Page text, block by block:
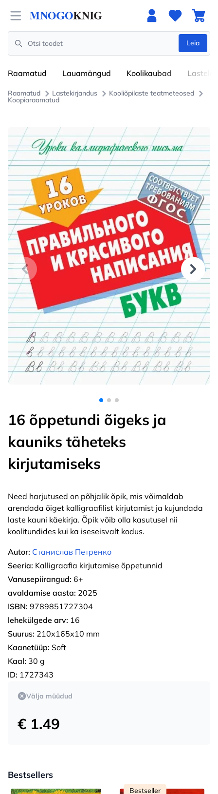
Open menu
Search
Leia
Raamatud Lauamängud Koolikaubad Lastele
Raamatud Lastekirjandus Kooliõpilaste teatmeteosed
Koopiaraamatud
16 õppetundi õigeks ja
kauniks täheteks
kirjutamiseks
Need harjutused on põhjalik õpik, mis võimaldab
arendada õiget kalligraafilist kirjutamist ja kujundada
laste kauni käekirja. Õpik võib olla kasutusel nii
koolitundides kui ka iseseisvalt kodus.
Autor: Станислав Петренко
Seeria: Kalligraafia kirjutamise õppetunnid
Vanusepiirangud: 6+
avaldamise aasta: 2025
ISBN: 9789851727304
lehekülgede arv: 16
Suurus: 210х165х10 mm
Kaanetüüp: Soft
Kaal: 30 g
ID: 1727343
Välja müüdud
€ 1.49
Bestsellers
Bestseller